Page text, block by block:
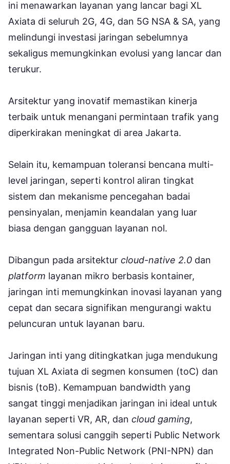
ini menawarkan layanan yang lancar bagi XL
Axiata di seluruh 2G, 4G, dan 5G NSA & SA, yang
melindungi investasi jaringan sebelumnya
sekaligus memungkinkan evolusi yang lancar dan
terukur.
Arsitektur yang inovatif memastikan kinerja
terbaik untuk menangani permintaan trafik yang
diperkirakan meningkat di area Jakarta.
Selain itu, kemampuan toleransi bencana multi-
level jaringan, seperti kontrol aliran tingkat
sistem dan mekanisme pencegahan badai
pensinyalan, menjamin keandalan yang luar
biasa dengan gangguan layanan nol.
Dibangun pada arsitektur cloud-native 2.0 dan
platform layanan mikro berbasis kontainer,
jaringan inti memungkinkan inovasi layanan yang
cepat dan secara signifikan mengurangi waktu
peluncuran untuk layanan baru.
Jaringan inti yang ditingkatkan juga mendukung
tujuan XL Axiata di segmen konsumen (toC) dan
bisnis (toB). Kemampuan bandwidth yang
sangat tinggi menjadikan jaringan ini ideal untuk
layanan seperti VR, AR, dan cloud gaming,
sementara solusi canggih seperti Public Network
Integrated Non-Public Network (PNI-NPN) dan